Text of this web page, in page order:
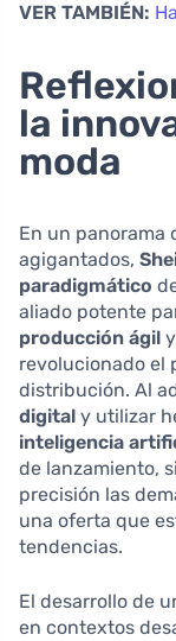
VER TAMBIÉN:
la
moda
En un panorama
agigantados,
paradigmático
aliado potente
producción ágil
revolucionado el
distribución. Al
digital y utilizar
inteligencia
de lanzamiento,
precisión las
una oferta que
tendencias.
El desarrollo de
en contextos